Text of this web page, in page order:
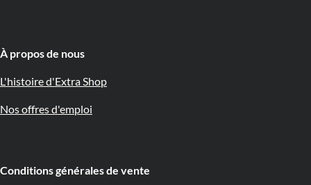
À propos de nous 🇧🇪
L'histoire d'Extra Shop
Nos offres d'emploi
Conditions générales de vente